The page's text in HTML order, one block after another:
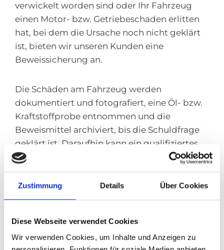
Zustimmung Details Über Cookies
Diese Webseite verwendet Cookies
Wir verwenden Cookies, um Inhalte und Anzeigen zu
verwickelt worden sind oder Ihr Fahrzeug
einen Motor- bzw. Getriebeschaden erlitten
hat, bei dem die Ursache noch nicht geklärt
ist, bieten wir unseren Kunden eine
Beweissicherung an.
Die Schäden am Fahrzeug werden
dokumentiert und fotografiert, eine Öl- bzw.
Kraftstoffprobe entnommen und die
Beweismittel archiviert, bis die Schuldfrage
geklärt ist. Daraufhin kann ein qualifiziertes
Schadengutachten erstellt werden.
Um den Schutz vor ungerechtfertigten
Schadenersatzforderungen, Minderung des
wirtschaftlichen Nachteilen zu
gewährleisten, ist eine fehlerfrei ausgeführte